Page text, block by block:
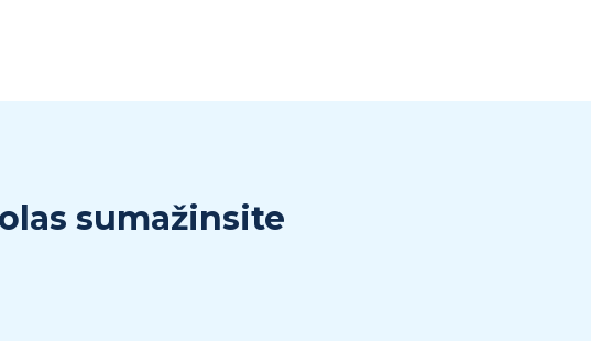
sumažinsite